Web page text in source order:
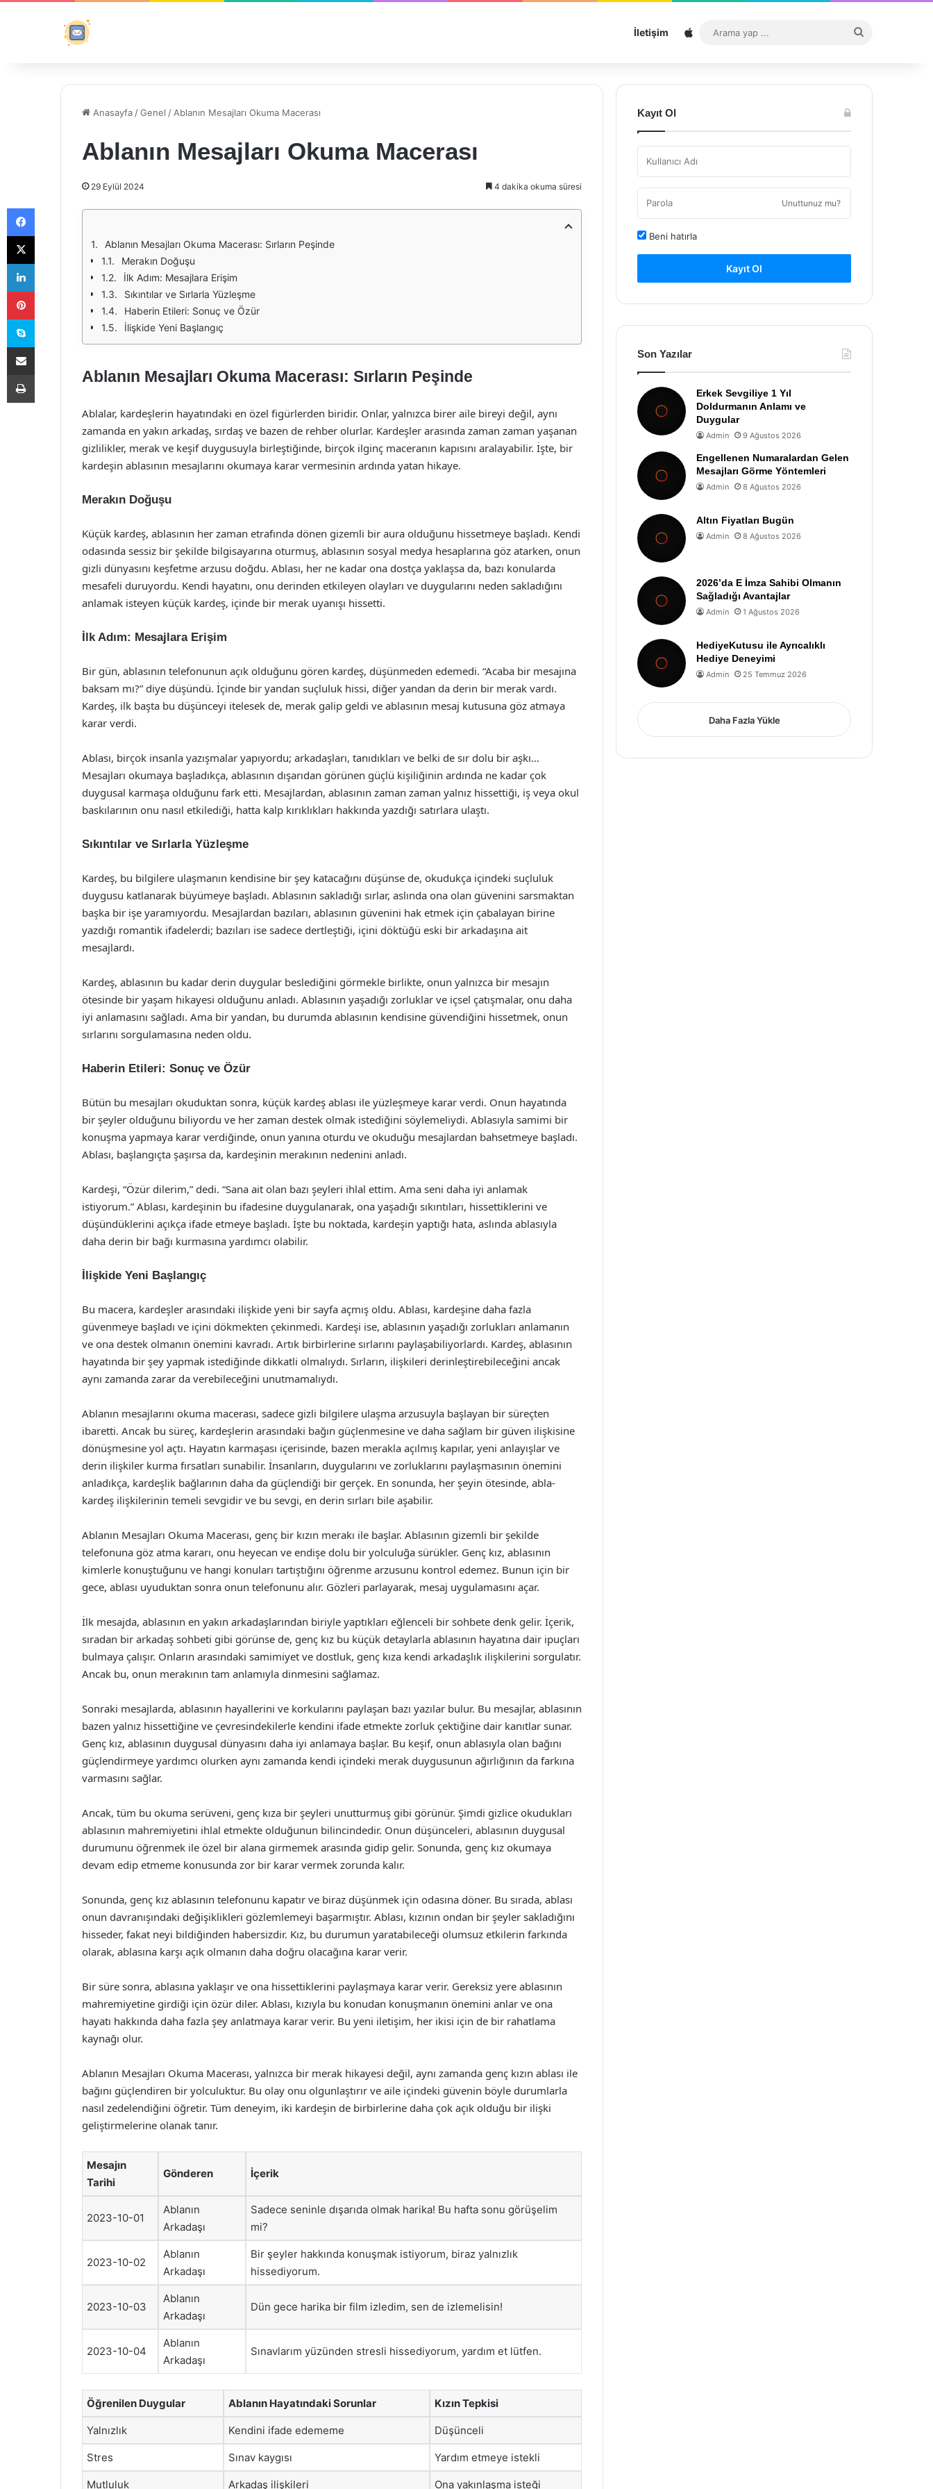
İletişim Sitemap
...
Anasayfa /Genel / Ablanın Mesajları Okuma Macerası
Ablanın Mesajları Okuma Macerası
29 Eylül 2024 4 dakika okuma süresi
Ablanın Mesajları Okuma Macerası: Sırların Peşinde
Merakın Doğuşu
İlk Adım: Mesajlara Erişim
Sıkıntılar ve Sırlarla Yüzleşme
Haberin Etileri: Sonuç ve Özür
İlişkide Yeni Başlangıç
Ablanın Mesajları Okuma Macerası: Sırların Peşinde
Ablalar, kardeşlerin hayatındaki en özel figürlerden biridir. Onlar, yalnızca birer aile bireyi değil, aynı
zamanda en yakın arkadaş, sırdaş ve bazen de rehber olurlar. Kardeşler arasında zaman zaman yaşanan
gizlilikler, merak ve keşif duygusuyla birleştiğinde, birçok ilginç maceranın kapısını aralayabilir. İşte, bir
kardeşin ablasının mesajlarını okumaya karar vermesinin ardında yatan hikaye.
Merakın Doğuşu
Küçük kardeş, ablasının her zaman etrafında dönen gizemli bir aura olduğunu hissetmeye başladı. Kendi
odasında sessiz bir şekilde bilgisayarına oturmuş, ablasının sosyal medya hesaplarına göz atarken, onun
gizli dünyasını keşfetme arzusu doğdu. Ablası, her ne kadar ona dostça yaklaşsa da, bazı konularda
mesafeli duruyordu. Kendi hayatını, onu derinden etkileyen olayları ve duygularını neden sakladığını
anlamak isteyen küçük kardeş, içinde bir merak uyanışı hissetti.
İlk Adım: Mesajlara Erişim
Bir gün, ablasının telefonunun açık olduğunu gören kardeş, düşünmeden edemedi. “Acaba bir mesajına
baksam mı?” diye düşündü. İçinde bir yandan suçluluk hissi, diğer yandan da derin bir merak vardı.
Kardeş, ilk başta bu düşünceyi itelesek de, merak galip geldi ve ablasının mesaj kutusuna göz atmaya
karar verdi.
Ablası, birçok insanla yazışmalar yapıyordu; arkadaşları, tanıdıkları ve belki de sır dolu bir aşkı…
Mesajları okumaya başladıkça, ablasının dışarıdan görünen güçlü kişiliğinin ardında ne kadar çok
duygusal karmaşa olduğunu fark etti. Mesajlardan, ablasının zaman zaman yalnız hissettiği, iş veya okul
baskılarının onu nasıl etkilediği, hatta kalp kırıklıkları hakkında yazdığı satırlara ulaştı.
Sıkıntılar ve Sırlarla Yüzleşme
Kardeş, bu bilgilere ulaşmanın kendisine bir şey katacağını düşünse de, okudukça içindeki suçluluk
duygusu katlanarak büyümeye başladı. Ablasının sakladığı sırlar, aslında ona olan güvenini sarsmaktan
başka bir işe yaramıyordu. Mesajlardan bazıları, ablasının güvenini hak etmek için çabalayan birine
yazdığı romantik ifadelerdi; bazıları ise sadece dertleştiği, içini döktüğü eski bir arkadaşına ait
mesajlardı.
Kardeş, ablasının bu kadar derin duygular beslediğini görmekle birlikte, onun yalnızca bir mesajın
ötesinde bir yaşam hikayesi olduğunu anladı. Ablasının yaşadığı zorluklar ve içsel çatışmalar, onu daha
iyi anlamasını sağladı. Ama bir yandan, bu durumda ablasının kendisine güvendiğini hissetmek, onun
sırlarını sorgulamasına neden oldu.
Haberin Etileri: Sonuç ve Özür
Bütün bu mesajları okuduktan sonra, küçük kardeş ablası ile yüzleşmeye karar verdi. Onun hayatında
bir şeyler olduğunu biliyordu ve her zaman destek olmak istediğini söylemeliydi. Ablasıyla samimi bir
konuşma yapmaya karar verdiğinde, onun yanına oturdu ve okuduğu mesajlardan bahsetmeye başladı.
Ablası, başlangıçta şaşırsa da, kardeşinin merakının nedenini anladı.
Kardeşi, “Özür dilerim,” dedi. “Sana ait olan bazı şeyleri ihlal ettim. Ama seni daha iyi anlamak
istiyorum.” Ablası, kardeşinin bu ifadesine duygulanarak, ona yaşadığı sıkıntıları, hissettiklerini ve
düşündüklerini açıkça ifade etmeye başladı. İşte bu noktada, kardeşin yaptığı hata, aslında ablasıyla
daha derin bir bağı kurmasına yardımcı olabilir.
İlişkide Yeni Başlangıç
Bu macera, kardeşler arasındaki ilişkide yeni bir sayfa açmış oldu. Ablası, kardeşine daha fazla
güvenmeye başladı ve içini dökmekten çekinmedi. Kardeşi ise, ablasının yaşadığı zorlukları anlamanın
ve ona destek olmanın önemini kavradı. Artık birbirlerine sırlarını paylaşabiliyorlardı. Kardeş, ablasının
hayatında bir şey yapmak istediğinde dikkatli olmalıydı. Sırların, ilişkileri derinleştirebileceğini ancak
aynı zamanda zarar da verebileceğini unutmamalıydı.
Ablanın mesajlarını okuma macerası, sadece gizli bilgilere ulaşma arzusuyla başlayan bir süreçten
ibaretti. Ancak bu süreç, kardeşlerin arasındaki bağın güçlenmesine ve daha sağlam bir güven ilişkisine
dönüşmesine yol açtı. Hayatın karmaşası içerisinde, bazen merakla açılmış kapılar, yeni anlayışlar ve
derin ilişkiler kurma fırsatları sunabilir. İnsanların, duygularını ve zorluklarını paylaşmasının önemini
anladıkça, kardeşlik bağlarının daha da güçlendiği bir gerçek. En sonunda, her şeyin ötesinde, abla-
kardeş ilişkilerinin temeli sevgidir ve bu sevgi, en derin sırları bile aşabilir.
Ablanın Mesajları Okuma Macerası, genç bir kızın merakı ile başlar. Ablasının gizemli bir şekilde
telefonuna göz atma kararı, onu heyecan ve endişe dolu bir yolculuğa sürükler. Genç kız, ablasının
kimlerle konuştuğunu ve hangi konuları tartıştığını öğrenme arzusunu kontrol edemez. Bunun için bir
gece, ablası uyuduktan sonra onun telefonunu alır. Gözleri parlayarak, mesaj uygulamasını açar.
İlk mesajda, ablasının en yakın arkadaşlarından biriyle yaptıkları eğlenceli bir sohbete denk gelir. İçerik,
sıradan bir arkadaş sohbeti gibi görünse de, genç kız bu küçük detaylarla ablasının hayatına dair ipuçları
bulmaya çalışır. Onların arasındaki samimiyet ve dostluk, genç kıza kendi arkadaşlık ilişkilerini sorgulatır.
Ancak bu, onun merakının tam anlamıyla dinmesini sağlamaz.
Sonraki mesajlarda, ablasının hayallerini ve korkularını paylaşan bazı yazılar bulur. Bu mesajlar, ablasının
bazen yalnız hissettiğine ve çevresindekilerle kendini ifade etmekte zorluk çektiğine dair kanıtlar sunar.
Genç kız, ablasının duygusal dünyasını daha iyi anlamaya başlar. Bu keşif, onun ablasıyla olan bağını
güçlendirmeye yardımcı olurken aynı zamanda kendi içindeki merak duygusunun ağırlığının da farkına
varmasını sağlar.
Ancak, tüm bu okuma serüveni, genç kıza bir şeyleri unutturmuş gibi görünür. Şimdi gizlice okudukları
ablasının mahremiyetini ihlal etmekte olduğunun bilincindedir. Onun düşünceleri, ablasının duygusal
durumunu öğrenmek ile özel bir alana girmemek arasında gidip gelir. Sonunda, genç kız okumaya
devam edip etmeme konusunda zor bir karar vermek zorunda kalır.
Sonunda, genç kız ablasının telefonunu kapatır ve biraz düşünmek için odasına döner. Bu sırada, ablası
onun davranışındaki değişiklikleri gözlemlemeyi başarmıştır. Ablası, kızının ondan bir şeyler sakladığını
hisseder, fakat neyi bildiğinden habersizdir. Kız, bu durumun yaratabileceği olumsuz etkilerin farkında
olarak, ablasına karşı açık olmanın daha doğru olacağına karar verir.
Bir süre sonra, ablasına yaklaşır ve ona hissettiklerini paylaşmaya karar verir. Gereksiz yere ablasının
mahremiyetine girdiği için özür diler. Ablası, kızıyla bu konudan konuşmanın önemini anlar ve ona
hayatı hakkında daha fazla şey anlatmaya karar verir. Bu yeni iletişim, her ikisi için de bir rahatlama
kaynağı olur.
Ablanın Mesajları Okuma Macerası, yalnızca bir merak hikayesi değil, aynı zamanda genç kızın ablası ile
bağını güçlendiren bir yolculuktur. Bu olay onu olgunlaştırır ve aile içindeki güvenin böyle durumlarla
nasıl zedelendiğini öğretir. Tüm deneyim, iki kardeşin de birbirlerine daha çok açık olduğu bir ilişki
geliştirmelerine olanak tanır.
Mesajın
Tarihi
Gönderen İçerik
2023-10-01
Ablanın
Arkadaşı
Sadece seninle dışarıda olmak harika! Bu hafta sonu görüşelim
mi?
2023-10-02
Ablanın
Arkadaşı
Bir şeyler hakkında konuşmak istiyorum, biraz yalnızlık
hissediyorum.
2023-10-03
Ablanın
Arkadaşı
Dün gece harika bir film izledim, sen de izlemelisin!
2023-10-04
Ablanın
Arkadaşı
Sınavlarım yüzünden stresli hissediyorum, yardım et lütfen.
Öğrenilen Duygular Ablanın Hayatındaki Sorunlar Kızın Tepkisi
Yalnızlık Kendini ifade edememe Düşünceli
Stres Sınav kaygısı Yardım etmeye istekli
Mutluluk Arkadaş ilişkileri Ona yakınlaşma isteği
Kayıt Ol
Unuttunuz mu?
Beni hatırla
Kayıt Ol
Son Yazılar
Erkek Sevgiliye 1 Yıl
Doldurmanın Anlamı ve
Duygular
Admin 9 Ağustos 2026
Engellenen Numaralardan Gelen
Mesajları Görme Yöntemleri
Admin 8 Ağustos 2026
Altın Fiyatları Bugün
Admin 8 Ağustos 2026
2026’da E İmza Sahibi Olmanın
Sağladığı Avantajlar
Admin 1 Ağustos 2026
HediyeKutusu ile Ayrıcalıklı
Hediye Deneyimi
Admin 25 Temmuz 2026
Daha Fazla Yükle
Facebook
X
LinkedIn
Pinterest
Skype
E-Posta ile paylaş